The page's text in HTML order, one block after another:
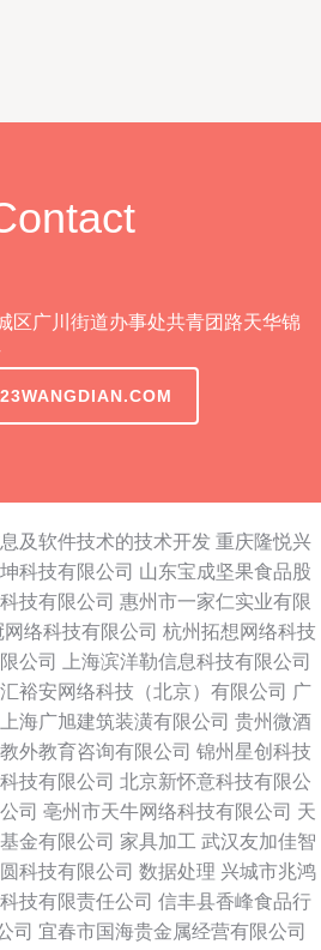
区广川街道办事处共青团路天华锦
及软件技术的技术开发 重庆隆悦兴
科技有限公司 山东宝成坚果食品股
技有限公司 惠州市一家仁实业有限
络科技有限公司 杭州拓想网络科技
公司
上海滨洋勒信息科技有限公司
汇裕安网络科技（北京）有限公司 广
上海广旭建筑装潢有限公司 贵州微酒
外教育咨询有限公司 锦州星创科技
技有限公司 北京新怀意科技有限公
司 亳州市天牛网络科技有限公司 天
金有限公司 家具加工 武汉友加佳智
科技有限公司 数据处理 兴城市兆鸿
技有限责任公司 信丰县香峰食品行
司 宜春市国海贵金属经营有限公司